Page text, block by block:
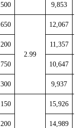
9,853
2.99
12,067
11,357
10,647
9,937
15,926
14,989